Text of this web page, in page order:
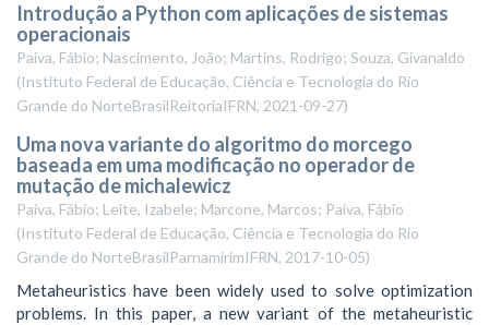
Introdução a Python com aplicações de sistemas
operacionais
Paiva, Fábio; Nascimento, João; Martins, Rodrigo; Souza, Givanaldo
(Instituto Federal de Educação, Ciência e Tecnologia do Rio
Grande do NorteBrasilReitoriaIFRN, 2021-09-27)
Uma nova variante do algoritmo do morcego
baseada em uma modificação no operador de
mutação de michalewicz
Paiva, Fábio; Leite, Izabele; Marcone, Marcos; Paiva, Fábio
(Instituto Federal de Educação, Ciência e Tecnologia do Rio
Grande do NorteBrasilParnamirimIFRN, 2017-10-05)
Metaheuristics have been widely used to solve optimization
problems. In this paper, a new variant of the metaheuristic